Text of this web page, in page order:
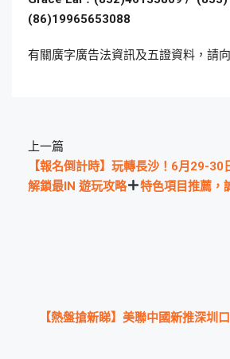
(86)19965653088
有關廣字廣告法資訊及五證資料，請
上一篇
【報名倒計時】玩轉長沙！6月29-30
解鎖最IN 遊玩攻略
特色項目推薦，
【熱盤搶新睇】美聯中國新推深圳